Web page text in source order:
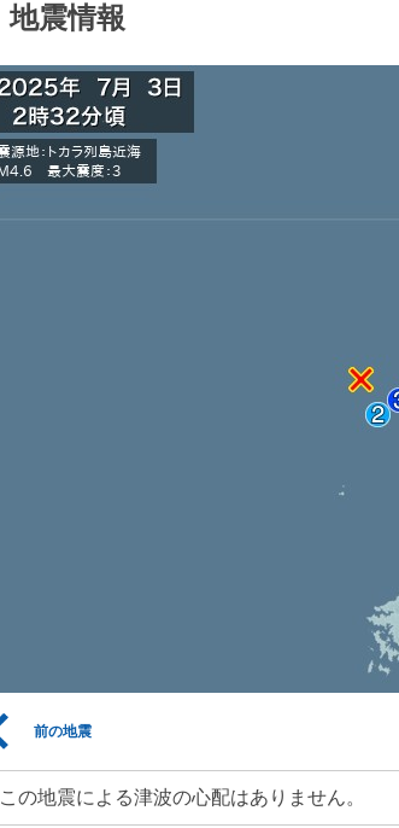
地震情報
前の地震
この地震による津波の心配はありません。